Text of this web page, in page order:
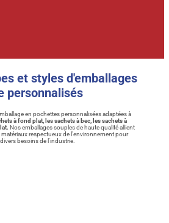
et styles d'emballages
personnalisés
en pochettes personnalisées adaptées à
à fond plat, les sachets à bec, les sachets à
Nos emballages souples de haute qualité allient
respectueux de l'environnement pour
besoins de l'industrie.